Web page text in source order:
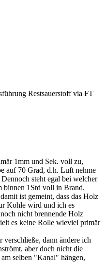
Restsauerstoff via FT
1mm und Sek. voll zu,
auf 70 Grad, d.h. Luft nehme
steht egal bei welcher
binnen 1Std voll in Brand.
ist gemeint, dass das Holz
Kohle wird und ich es
nicht brennende Holz
es keine Rolle wieviel primär
verschließe, dann ändere ich
aber doch nicht die
selben "Kanal" hängen,